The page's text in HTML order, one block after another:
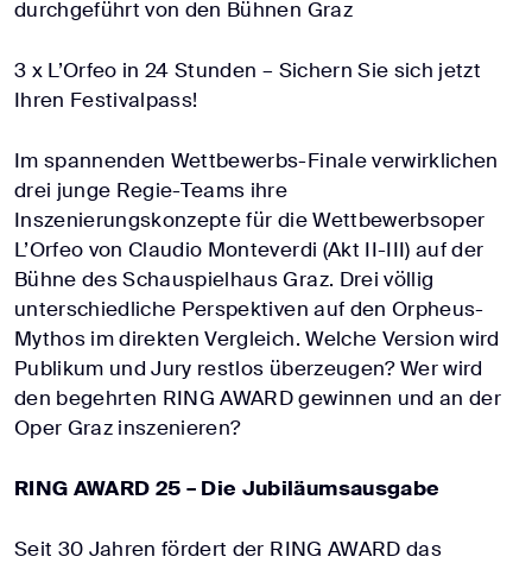
t
durchgeführt von den Bühnen Graz
3 x L’Orfeo in 24 Stunden – Sichern Sie sich jetzt
Ihren Festivalpass!
Im spannenden Wettbewerbs-Finale verwirklichen
drei junge Regie-Teams ihre
Inszenierungskonzepte für die Wettbewerbsoper
L’Orfeo von Claudio Monteverdi (Akt II-III) auf der
Bühne des Schauspielhaus Graz. Drei völlig
unterschiedliche Perspektiven auf den Orpheus-
Mythos im direkten Vergleich. Welche Version wird
Publikum und Jury restlos überzeugen? Wer wird
den begehrten RING AWARD gewinnen und an der
Oper Graz inszenieren?
RING AWARD 25 – Die Jubiläumsausgabe
Seit 30 Jahren fördert der RING AWARD das